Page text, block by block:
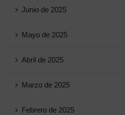
Junio ​​de 2025
Mayo de 2025
Abril de 2025
Marzo de 2025
Febrero de 2025